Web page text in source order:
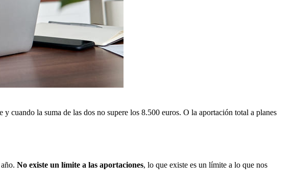
y cuando la suma de las dos no supere los 8.500 euros. O la aportación total a planes
No existe un límite a las aportaciones, lo que existe es un límite a lo que nos